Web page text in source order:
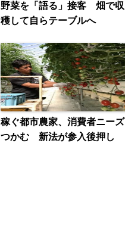
野菜を「語る」接客 畑で収
穫して自らテーブルへ
稼ぐ都市農家、消費者ニーズ
つかむ 新法が参入後押し